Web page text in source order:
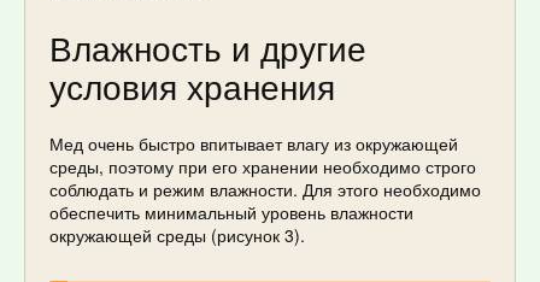
Влажность и другие
условия хранения
Мед очень быстро впитывает влагу из окружающей
среды, поэтому при его хранении необходимо строго
соблюдать и режим влажности. Для этого необходимо
обеспечить минимальный уровень влажности
окружающей среды (рисунок 3).